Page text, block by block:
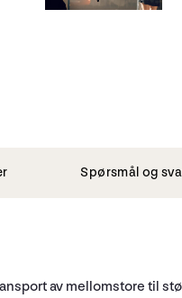
Spørsmål og
av mellomstore til